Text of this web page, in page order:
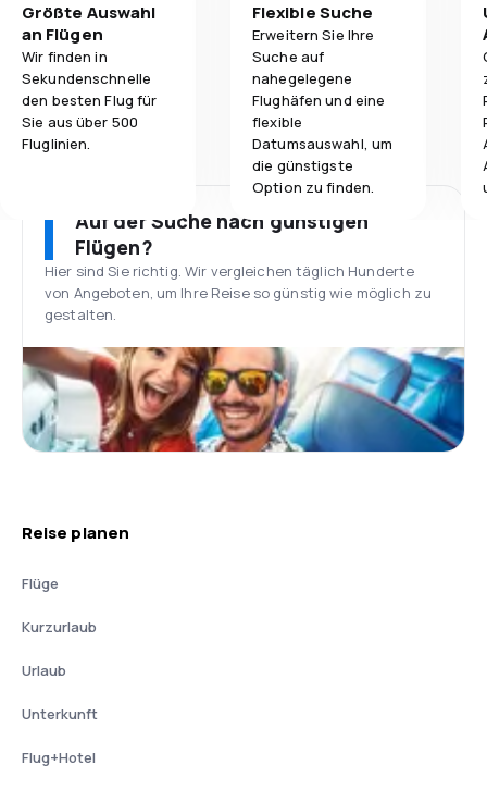
Größte Auswahl
an Flügen
Wir finden in
Sekundenschnelle
den besten Flug für
Sie aus über 500
Fluglinien.
Flexible Suche
Erweitern Sie Ihre
Suche auf
nahegelegene
Flughäfen und eine
flexible
Datumsauswahl, um
die günstigste
Option zu finden.
Auf der Suche nach günstigen
Flügen?
Hier sind Sie richtig. Wir vergleichen täglich Hunderte
von Angeboten, um Ihre Reise so günstig wie möglich zu
gestalten.
Reise planen
Flüge
Kurzurlaub
Urlaub
Unterkunft
Flug+Hotel